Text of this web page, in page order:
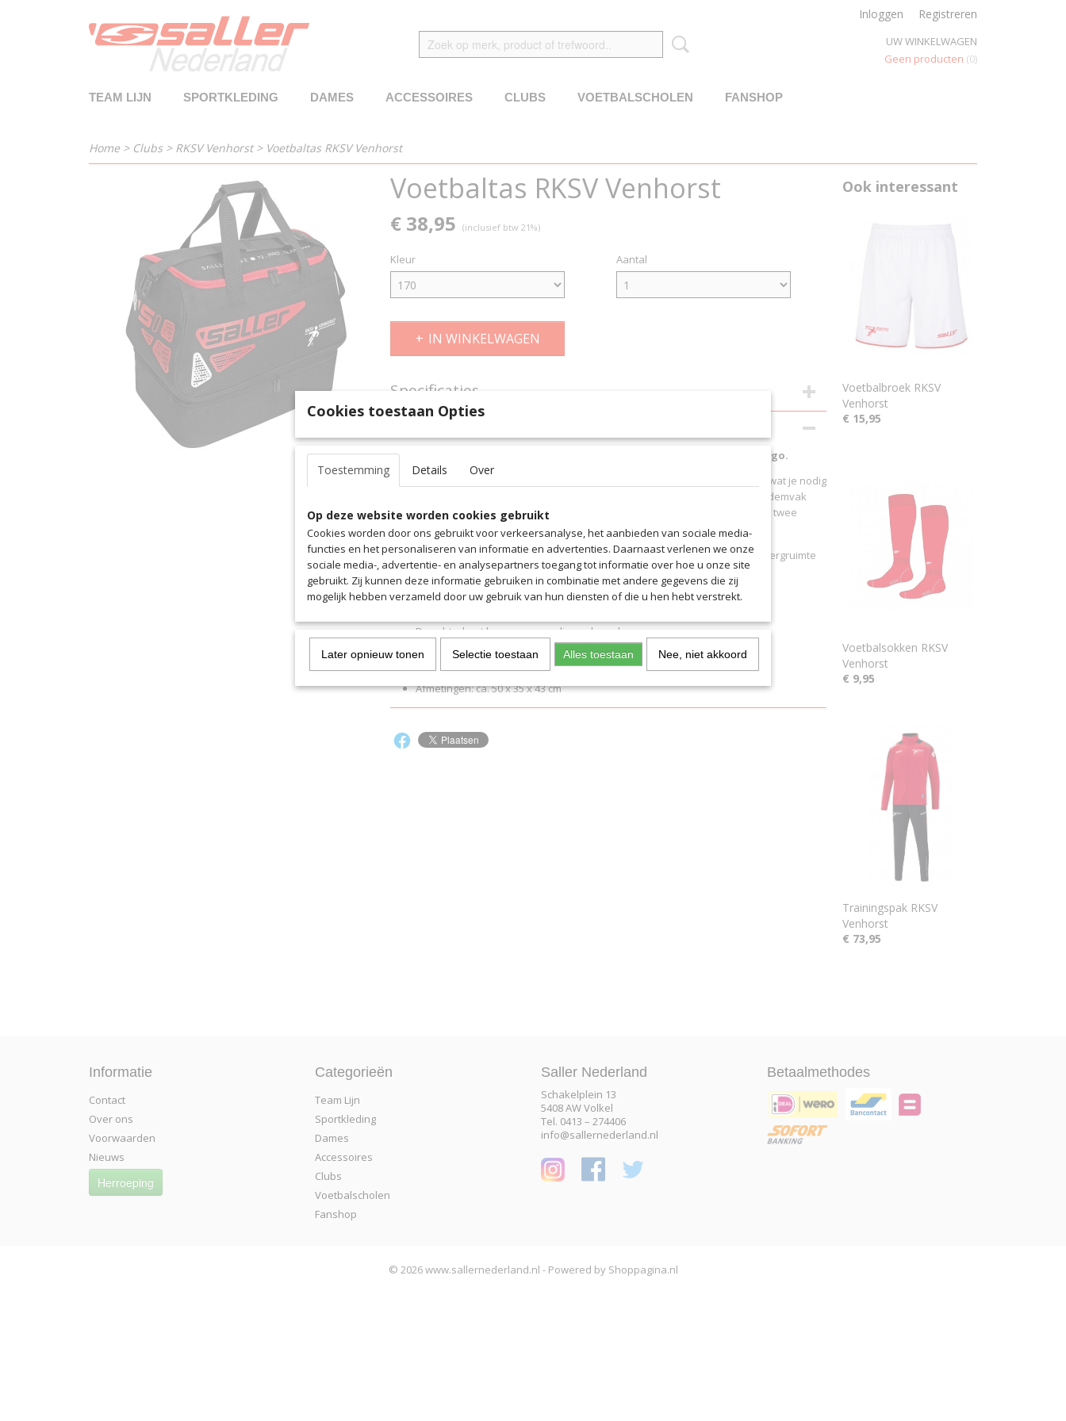
Inloggen Registreren
UW WINKELWAGEN
Geen producten (0)
TEAM LIJN SPORTKLEDING DAMES ACCESSOIRES CLUBS VOETBALSCHOLEN FANSHOP
Home> Clubs > RKSV Venhorst> Voetbaltas RKSV Venhorst
Voetbaltas RKSV Venhorst
€ 38,95 (inclusief btw 21%)
Kleur Aantal
IN WINKELWAGEN
Specificaties
Productcode
EAN code
3161VENH
Productcode leverancier
Omschrijving
De RKSV Venhorst voetbaltas wordt geleverd met RKSV Venhorst Clublogo.
De compacte Saller schoenenvaktas biedt voldoende opbergruimte voor alles wat je nodig
hebt voor een training of wedstrijd. Naast het ruime hoofdvak is er ook een bodemvak
voor nat/droog scheiding of sportschoenen. Een verstelbare schouderband en twee
handvatten maken het dragen gemakkelijker.
Hoofdvak met 2-wegritssluiting in perfecte constructie voor maximale opbergruimte
Stabiel, geventileerd bodemcompartiment voor nat/droog scheiding
Gewatteerde en verstelbare schouderband
De achterkant kan gepersonaliseerd worden
Ideaal voor sport en vrije tijd
Robuust en wasbaar buitenmateriaal
Afmetingen: ca. 50 x 35 x 43 cm
Ook interessant
Voetbalbroek RKSV
Venhorst
€ 15,95
Voetbalsokken RKSV
Venhorst
€ 9,95
Trainingspak RKSV
Venhorst
€ 73,95
Informatie
Contact
Over ons
Voorwaarden
Nieuws
Herroeping
Categorieën
Team Lijn
Sportkleding
Dames
Accessoires
Clubs
Voetbalscholen
Fanshop
Saller Nederland
Schakelplein 13
5408 AW Volkel
Tel. 0413 – 274406
info@sallernederland.nl
Betaalmethodes
© 2026 www.sallernederland.nl - Powered by Shoppagina.nl
Cookies toestaan Opties
Toestemming Details Over
Op deze website worden cookies gebruikt
Cookies worden door ons gebruikt voor verkeersanalyse, het aanbieden van sociale media-
functies en het personaliseren van informatie en advertenties. Daarnaast verlenen we onze
sociale media-, advertentie- en analysepartners toegang tot informatie over hoe u onze site
gebruikt. Zij kunnen deze informatie gebruiken in combinatie met andere gegevens die zij
mogelijk hebben verzameld door uw gebruik van hun diensten of die u hen hebt verstrekt.
Later opnieuw tonen Selectie toestaan Alles toestaan Nee, niet akkoord